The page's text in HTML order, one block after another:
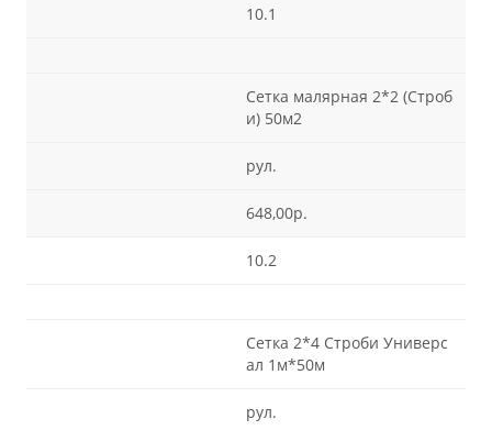
10.1
Сетка малярная 2*2 (Строб
и) 50м2
рул.
648,00р.
10.2
Сетка 2*4 Строби Универс
ал 1м*50м
рул.